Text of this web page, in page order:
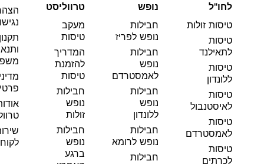
לחו"ל
טיסות זולות
טיסות
לתאילנד
טיסות
ללונדון
טיסות
לאיסטנבול
טיסות
לאמסטרדם
טיסות
לכרתים
נופש
חבילות
נופש לפריז
חבילות
נופש
לאמסטרדם
חבילות
נופש
ללונדון
חבילות
נופש לרומא
חבילות
טרווליסט
מעקב
טיסות
המדריך
להזמנת
טיסות
חבילות
נופש
זולות
חבילות
נופש
ברגע